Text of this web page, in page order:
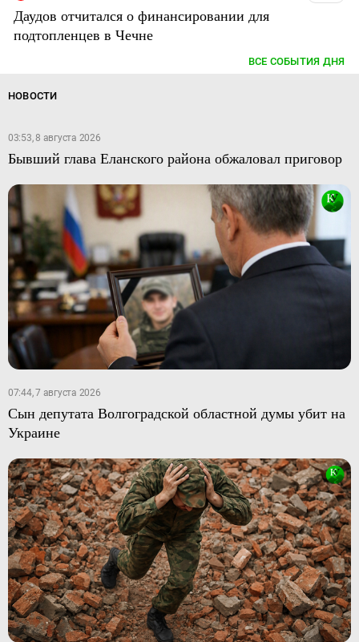
Даудов отчитался о финансировании для
подтопленцев в Чечне
ВСЕ СОБЫТИЯ ДНЯ
НОВОСТИ
03:53, 8 августа 2026
Бывший глава Еланского района обжаловал приговор
07:44, 7 августа 2026
Сын депутата Волгоградской областной думы убит на
Украине